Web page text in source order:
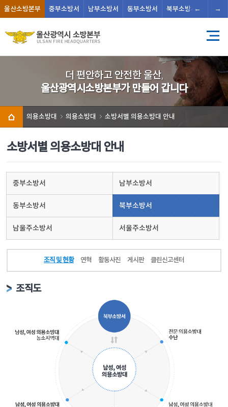
←
울산소방본부 중부소방서 남부소방서 동부소방서 북부소방서 남울주
→
더 편안하고 안전한 울산,
울산광역시소방본부가 만들어 갑니다
의용소방대 의용소방대 소방서별 의용소방대 안내
소방서별 의용소방대 안내
중부소방서 남부소방서
동부소방서 북부소방서
남울주소방서 서울주소방서
조직 및 현황 연혁 활동사진 게시판 클린신고센터
조직도